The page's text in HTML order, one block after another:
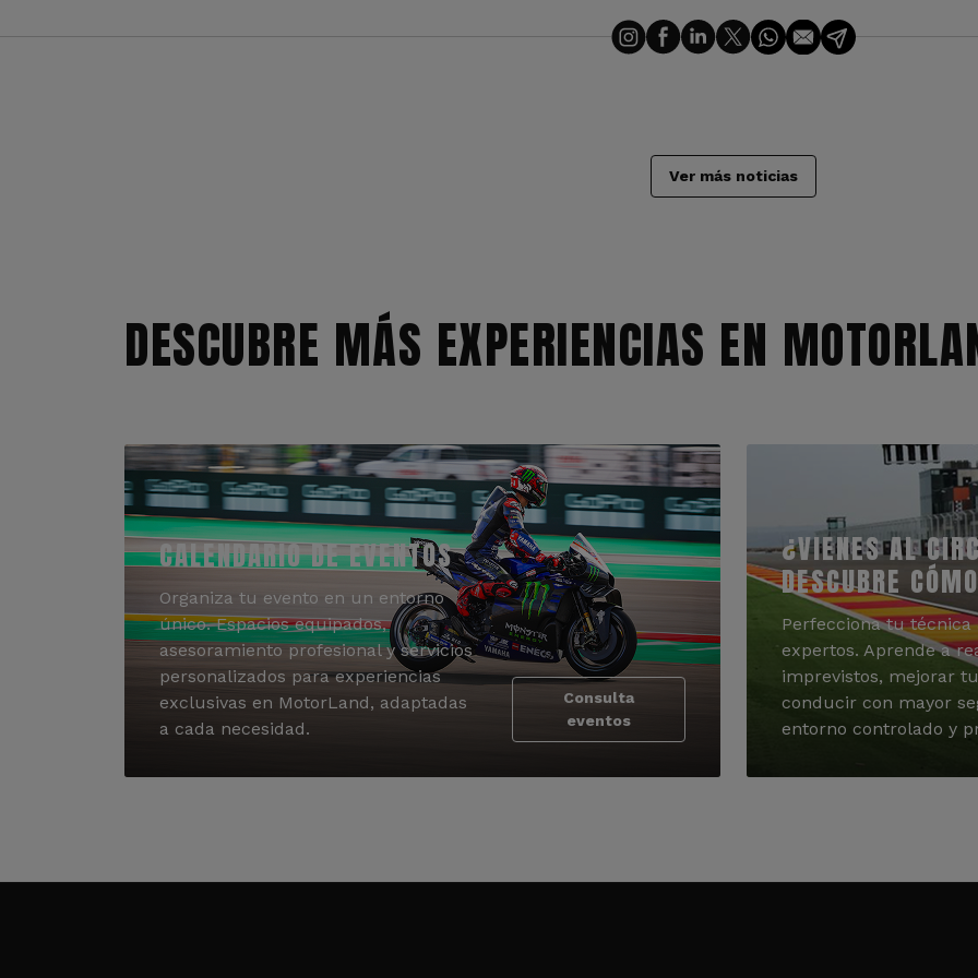
Ver más noticias
DESCUBRE MÁS EXPERIENCIAS EN
CALENDARIO DE EVENTOS
Organiza tu evento en un entorno
único. Espacios equipados,
asesoramiento profesional y servicios
personalizados para experiencias
exclusivas en MotorLand, adaptadas
a cada necesidad.
Consulta
eventos
¿VIENES AL
DESCUBRE
Perfecciona tu técnica
expertos. Aprende a
imprevistos, mejorar
conducir con mayor
entorno controlado y